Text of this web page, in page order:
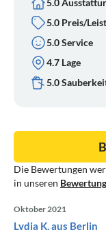
5.0
5.0 Preis/
5.0 Service
4.7 Lage
5.0
Die Bewertungen
in unseren
Oktober 2021
Lydia K. aus Berlin